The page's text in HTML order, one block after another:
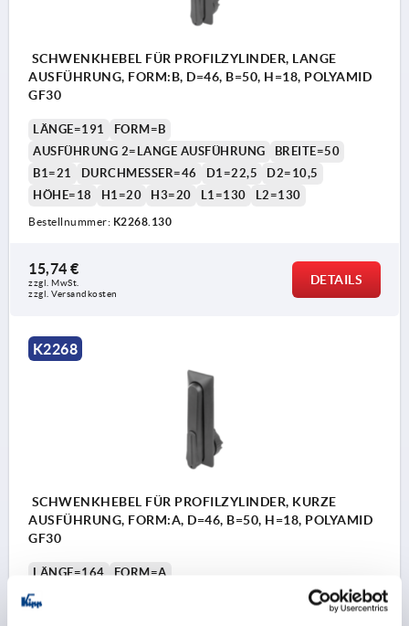
2) Blechstärke max. 2,5mm
3) 1-Punkt Verriegelungssystem
7) Adapter für Zungen Kunststoff oder Zink
K2271
SCHWENKHEBEL FÜR PROFILZYLINDER, LANGE
AUSFÜHRUNG, FORM:B, D=46, B=50, H=18, POLYAMID
GF30
LÄNGE=191
FORM=B
AUSFÜHRUNG 2=LANGE AUSFÜHRUNG
BREITE=50
B1=21
DURCHMESSER=46 D1=22,5
D2=10,5
HÖHE=18
H1=20 H3=20 L1=130 L2=130
Bestellnummer: K2268.130
15,74 €
zzgl. MwSt.
zzgl. Versandkosten
DETAILS
K2268
SCHWENKHEBEL FÜR PROFILZYLINDER, KURZE
AUSFÜHRUNG, FORM:A, D=46, B=50, H=18, POLYAMID
GF30
LÄNGE=164
FORM=A
AUSFÜHRUNG 2=KURZE AUSFÜHRUNG
BREITE=50